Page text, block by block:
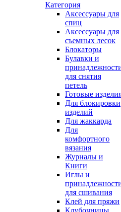
Категория
Аксессуары для
спиц
Аксессуары для
съемных лесок
Блокаторы
Булавки и
для снятия
петель
Готовые
Для блокировки
изделий
Для жаккарда
Для
комфортного
вязания
Журналы и
Книги
Иглы и
для сшивания
Клей для пряжи
Клубочницы